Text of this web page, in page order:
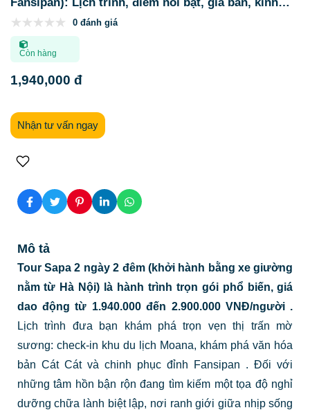
nghiệm du lịch & đơn vị uy tín
0 đánh giá
Còn hàng
1,940,000 đ
Nhận tư vấn ngay
Mô tả
Tour Sapa 2 ngày 2 đêm (khởi hành bằng xe giường
nằm từ Hà Nội) là hành trình trọn gói phổ biến, giá
dao động từ 1.940.000 đến 2.900.000 VNĐ/người .
Lịch trình đưa bạn khám phá trọn vẹn thị trấn mờ
sương: check-in khu du lịch Moana, khám phá văn hóa
bản Cát Cát và chinh phục đỉnh Fansipan . Đối với
những tâm hồn bận rộn đang tìm kiếm một tọa độ nghỉ
dưỡng chữa lành biệt lập, nơi ranh giới giữa nhịp sống